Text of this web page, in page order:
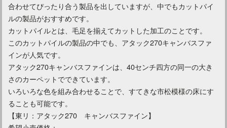
カーペットの色はどう選ぶ？インテリアとの合わせ方も解説！
合わせてぴったり合う製品を出していますが、中でもカットパイ
ルの製品がおすすめです。
カットパイルとは、毛足を揃えてカットした加工のことです。
このカットパイルの製品の中でも、アタック270キャンバスファ
インが人気です。
アタック270キャンバスファインは、40センチ四方の同一の大き
さのカーペットでできています。
いろいろな色を組み合わせることで、すてきな市松模様の床にす
ることも可能です。
【東リ：アタック270 キャンバスファイン】